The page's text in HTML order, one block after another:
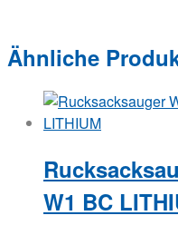
Ähnliche
W1 BC